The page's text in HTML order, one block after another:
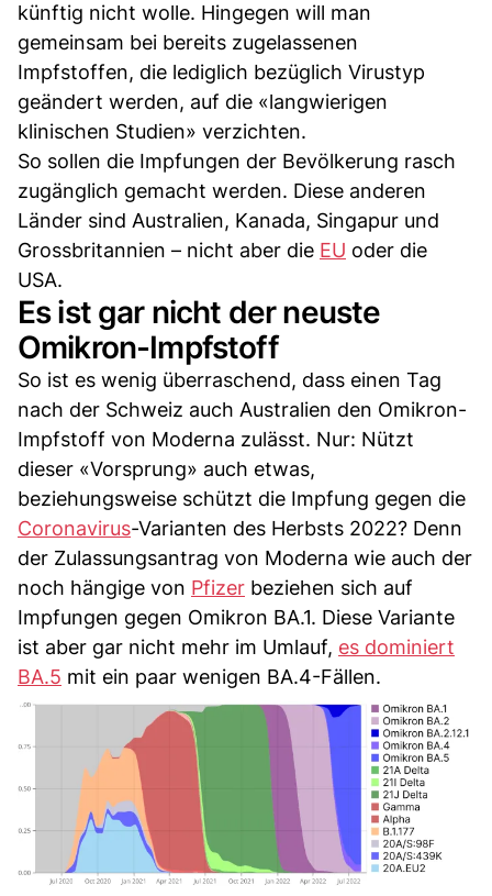
künftig nicht wolle. Hingegen will man
gemeinsam bei bereits zugelassenen
Impfstoffen, die lediglich bezüglich Virustyp
geändert werden, auf die «langwierigen
klinischen Studien» verzichten.
So sollen die Impfungen der Bevölkerung rasch
zugänglich gemacht werden. Diese anderen
Länder sind Australien, Kanada, Singapur und
Grossbritannien – nicht aber die EU oder die
USA.
Es ist gar nicht der neuste
Omikron-Impfstoff
So ist es wenig überraschend, dass einen Tag
nach der Schweiz auch Australien den Omikron-
Impfstoff von Moderna zulässt. Nur: Nützt
dieser «Vorsprung» auch etwas,
beziehungsweise schützt die Impfung gegen die
Coronavirus-Varianten des Herbsts 2022? Denn
der Zulassungsantrag von Moderna wie auch der
noch hängige von Pfizer beziehen sich auf
Impfungen gegen Omikron BA.1. Diese Variante
ist aber gar nicht mehr im Umlauf, es dominiert
BA.5 mit ein paar wenigen BA.4-Fällen.